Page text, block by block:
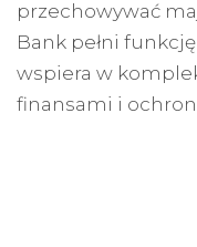
przechowywać
Bank pełni
wspiera w
finansami i